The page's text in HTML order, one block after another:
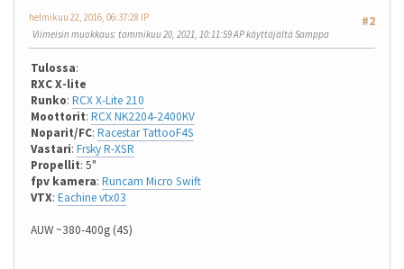
#2
helmikuu 22, 2016, 06:37:28 IP
Viimeisin muokkaus: tammikuu 20, 2021, 10:11:59 AP käyttäjältä Samppa
Tulossa:
RXC X-lite
Runko: RCX X-Lite 210
Moottorit: RCX NK2204-2400KV
Noparit/FC: Racestar TattooF4S
Vastari: Frsky R-XSR
Propellit: 5"
fpv kamera: Runcam Micro Swift
VTX: Eachine vtx03
AUW ~380-400g (4S)